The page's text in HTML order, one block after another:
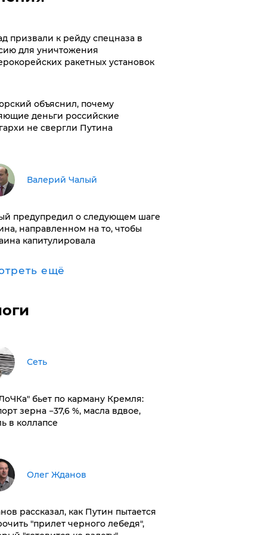
призвали к рейду спецназа в
для уничтожения
ракетных установок
объяснил, почему
деньги российские
не свергли Путина
Валерий Чалый
предупредил о следующем шаге
направленном на то, чтобы
капитулировала
ещё
Сеть
бьет по карману Кремля:
зерна −37,6 %, масла вдвое,
в коллапсе
Олег Жданов
рассказал, как Путин пытается
"прилет черного лебедя",